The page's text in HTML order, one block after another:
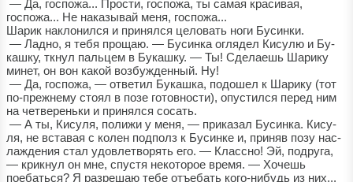
— Да, госпожа... Прости, госпожа, ты самая красивая,
госпожа... Не наказывай меня, госпожа...
Шарик наклонился и принялся целовать ноги Бусинки.
— Ладно, я тебя прощаю. — Бусинка оглядел Кисулю и Бу-
кашку, ткнул пальцем в Букашку. — Ты! Сделаешь Шарику
минет, он вон какой возбужденный. Ну!
— Да, госпожа, — ответил Букашка, подошел к Шарику (тот
по-прежнему стоял в позе готовности), опустился перед ним
на четвереньки и принялся сосать.
— А ты, Кисуля, полижи у меня, — приказал Бусинка. Кису-
ля, не вставая с колен подполз к Бусинке и, приняв позу нас-
лаждения стал удовлетворять его. — Классно! Эй, подруга,
— крикнул он мне, спустя некоторое время. — Хочешь
поебаться? Я разрешаю тебе отъебать кого-нибудь из них...